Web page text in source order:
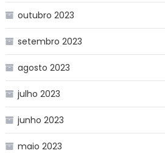
outubro 2023
setembro 2023
agosto 2023
julho 2023
junho 2023
maio 2023